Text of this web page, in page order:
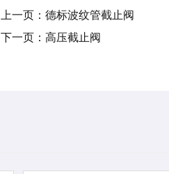
上一页：德标波纹管截止阀
下一页：高压截止阀